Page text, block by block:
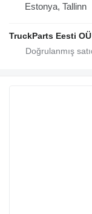
Estonya, Tallinn
TruckParts Eesti OÜ